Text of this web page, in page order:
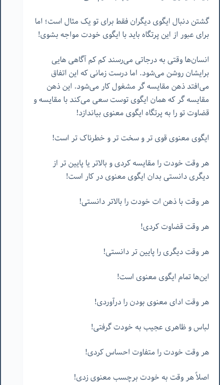
گشتن دنبال ایگوی دیگران فقط برای تو یک مثال است؛ اما
برای عبور از این پرتگاه باید با ایگوی خودت مواجه بشوی!
انسان‌ها وقتی به درجاتی می‌رسند کم کم آگاهی هایی
برایشان روشن می‌شود. اما درست زمانی که این اتفاق
می‌افتد ذهن مقایسه گر مشغول کار می‌شود. این ذهن
مقایسه گر که همان ایگوی توست سعی می‌کند با مقایسه و
قضاوت تو را به پرتگاه ایگوی معنوی بیاندازد!
ایگوی معنوی قوی تر و سخت تر و خطرناک تر است!
هر وقت خودت را مقایسه کردی و بالاتر یا پایین تر از
دیگری دانستی بدان ایگوی معنوی در کار است!
هر وقت با ذهن ات خودت را بالاتر دانستی!
هر وقت قضاوت کردی!
هر وقت دیگری را پایین تر دانستی!
این‌ها تمام ایگوی معنوی است!
هر وقت ادای معنوی بودن را درآوردی!
لباس و ظاهری عجیب به خودت گرفتی!
هر وقت خودت را متفاوت احساس کردی!
اصلاً هر وقت به خودت برچسب معنوی زدی!